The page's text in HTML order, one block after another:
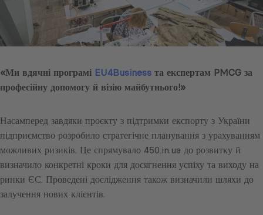
«Ми вдячні програмі EU4Business та експертам PMCG за
професійну допомогу й візію майбутнього!»
Насамперед завдяки проєкту з підтримки експорту з України
підприємство розробило стратегічне планування з урахуванням
можливих ризиків. Це спрямувало 450.in.ua до розвитку й
визначило конкретні кроки для досягнення успіху та виходу на
ринки ЄС. Проведені дослідження також визначили шляхи до
залучення нових клієнтів.